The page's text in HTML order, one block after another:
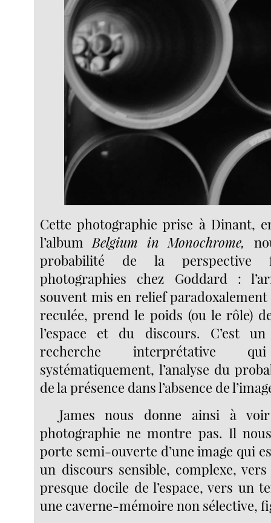
Cette photographie prise à Dinant,
l’album Belgium in Monochrome,
probabilité de la perspective
photographies chez Goddard :
souvent mis en relief
reculée, prend le poids (ou le rôle)
l’espace et du discours. C’est
recherche interprétative
systématiquement, l’analyse du
de la présence dans l’absence de
James nous donne ainsi à
photographie ne montre pas. Il
porte semi-ouverte d’une image qui
un discours sensible, complexe,
presque docile de l’espace, vers un
une caverne-mémoire non sélective,